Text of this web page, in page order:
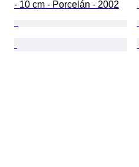
- 10 cm - Porcelán - 2002